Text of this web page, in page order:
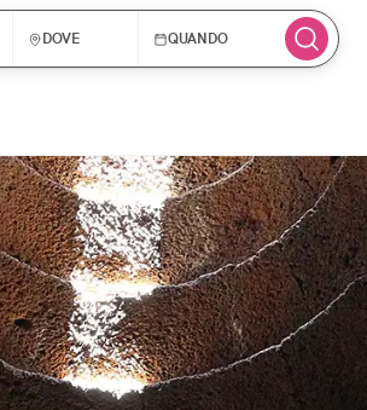
DOVE QUANDO